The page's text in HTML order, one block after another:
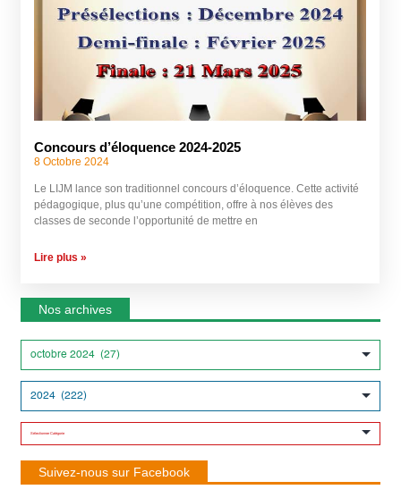
Concours d’éloquence 2024-2025
8 Octobre 2024
Le LIJM lance son traditionnel concours d’éloquence. Cette activité
pédagogique, plus qu’une compétition, offre à nos élèves des
classes de seconde l’opportunité de mettre en
Lire plus »
Nos archives
Suivez-nous sur Facebook